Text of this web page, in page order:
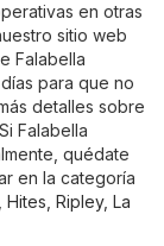
en otras
sitio web
Falabella
para que no
detalles sobre
Falabella
quédate
en la categoría
Hites Ripley, La